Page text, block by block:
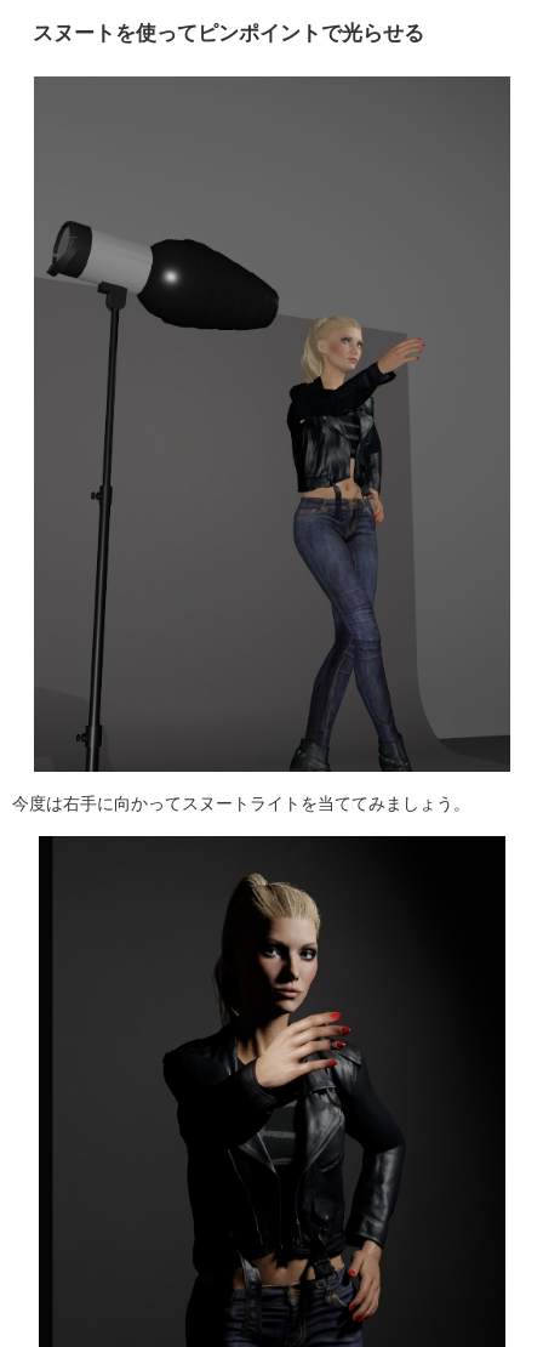
スヌートを使ってピンポイントで光らせる
今度は右手に向かってスヌートライトを当ててみましょう。